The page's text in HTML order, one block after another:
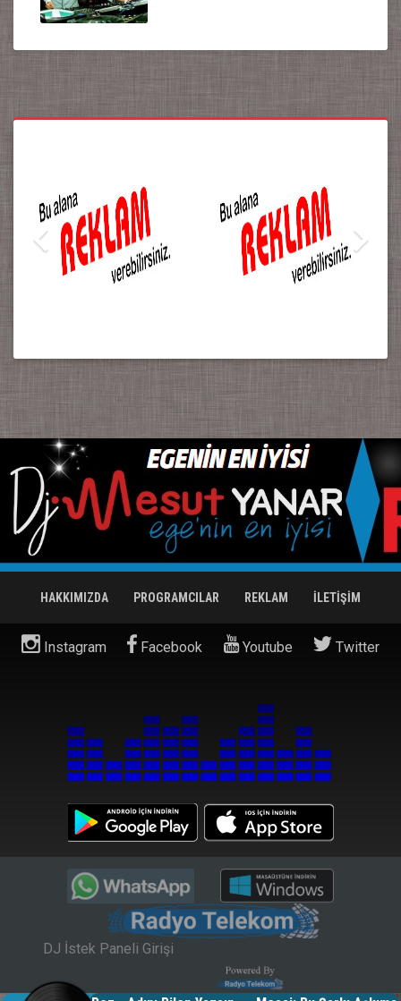
HAKKIMIZDA PROGRAMCILAR REKLAM İLETİŞİM
Instagram Facebook Youtube Twitter
DJ İstek Paneli Girişi